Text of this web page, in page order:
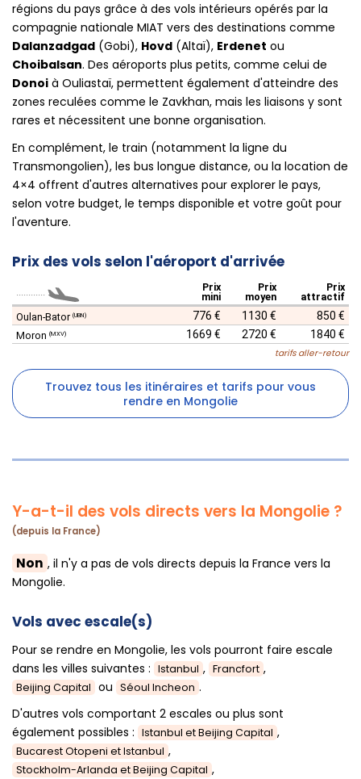
régions du pays grâce à des vols intérieurs opérés par la
compagnie nationale MIAT vers des destinations comme
Dalanzadgad (Gobi), Hovd (Altaï), Erdenet ou
Choibalsan. Des aéroports plus petits, comme celui de
Donoi à Ouliastaï, permettent également d'atteindre des
zones reculées comme le Zavkhan, mais les liaisons y sont
rares et nécessitent une bonne organisation.
En complément, le train (notamment la ligne du
Transmongolien), les bus longue distance, ou la location de
4×4 offrent d'autres alternatives pour explorer le pays,
selon votre budget, le temps disponible et votre goût pour
l'aventure.
Prix des vols selon l'aéroport d'arrivée
............
Prix
mini
Prix
moyen
Prix
attractif
Oulan-Bator (UBN) 776 € 1130 € 850 €
Moron (MXV) 1669 € 2720 € 1840 €
tarifs aller-retour
Trouvez tous les itinéraires et tarifs pour vous
rendre en Mongolie
Y-a-t-il des vols directs vers la Mongolie ?
(depuis la France)
Non , il n'y a pas de vols directs depuis la France vers la
Mongolie.
Vols avec escale(s)
Pour se rendre en Mongolie, les vols pourront faire escale
dans les villes suivantes : Istanbul , Francfort ,
Beijing Capital ou Séoul Incheon .
D'autres vols comportant 2 escales ou plus sont
également possibles : Istanbul et Beijing Capital ,
Bucarest Otopeni et Istanbul ,
Stockholm-Arlanda et Beijing Capital ,